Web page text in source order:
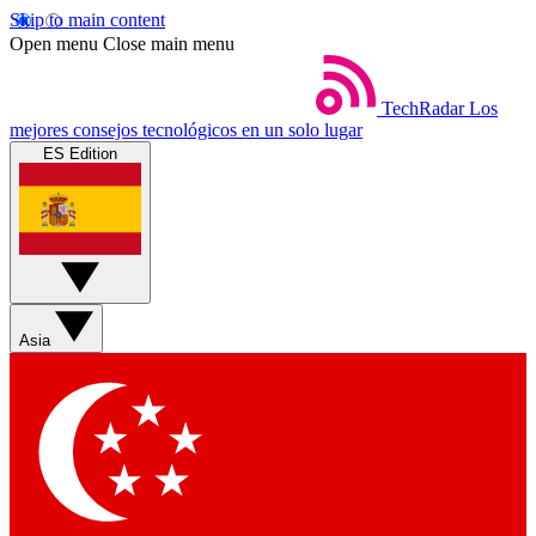
Skip to main content
Open menu Close main menu
TechRadar Los
mejores consejos tecnológicos en un solo lugar
ES Edition
Asia